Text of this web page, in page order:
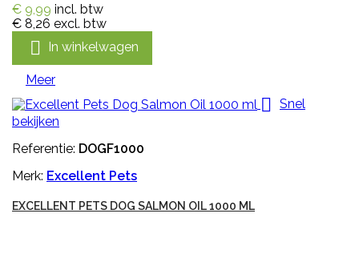
€ 9,99 incl. btw
€ 8,26 excl. btw
 In winkelwagen
Meer
 Snel
bekijken
Referentie: DOGF1000
Merk: Excellent Pets
EXCELLENT PETS DOG SALMON OIL 1000 ML